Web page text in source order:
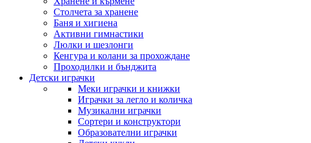
Столчета за хранене
Баня и хигиена
Активни гимнастики
Люлки и шезлонги
Кенгура и колани за прохождане
Проходилки и бънджита
Детски играчки
Меки играчки и книжки
Играчки за легло и количка
Музикални играчки
Сортери и конструктори
Образователни играчки